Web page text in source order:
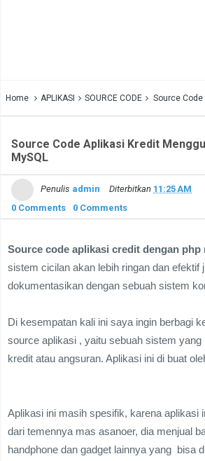
Home APLIKASI SOURCE CODE Source Code
Source Code Aplikasi Kredit
MySQL
Penulis admin Diterbitkan 11:25 AM
0 Comments
0 Comments
Source code aplikasi credit dengan php
sistem cicilan akan lebih ringan dan efektif
dokumentasikan dengan sebuah sistem
Di kesempatan kali ini saya ingin berbagi
source aplikasi , yaitu sebuah sistem
kredit atau angsuran. Aplikasi ini di buat
Aplikasi ini masih spesifik, karena aplikasi
dari temennya mas asanoer, dia menjual
handphone dan gadget lainnya yang bisa